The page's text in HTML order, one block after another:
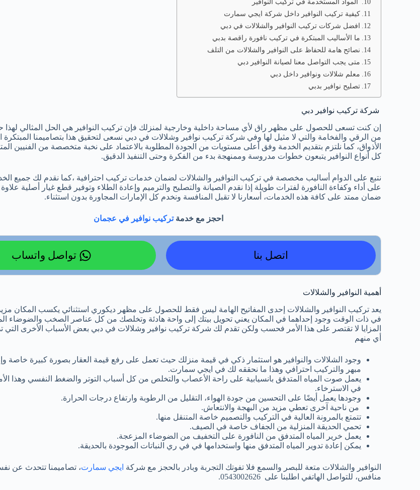
المواد المستخدمة في تركيب النوافير
كيفية تركيب النوافير داخل شركة ايجي سمارت
افضل شركات تركيب النوافير والشلالات في دبي
ما الأساليب المبتكرة في تركيب نافورة راقصة بدبي
نصائح هامة للحفاظ على النوافير والشلالات من التلف
متى يجب التواصل معنا لصيانة النوافير دبي
معلم شلالات ونوافير داخل دبي
تصليح نوافير بدبي
شركة تركيب نوافير دبي
إن كنت تسعى للحصول على مظهر راق لأي مساحة داخلية وخارجية لمنزلك فإن تركيب النوافير هي الحل المثالي لهذا
من الرقي والفخامة والتي لا مثيل لها وفي شركة تركيب نوافير وشلالات في دبي نسعى لتحقيق هذا بتصاميمنا
الأذواق، كما نلتزم بتقديم الخدمة وفق أعلى مستويات من الجودة المطلوبة بالاعتماد على نخبة متخصصة من الفنيين
كل أنواع النوافير يتبعون خطوات مدروسة وممنهجة بدء من الفكرة وحتى التنفيذ الدقيق.
نتبع على الدوام أساليب مخصصة في تركيب النوافير والشلالات لضمان خدمات تركيب احترافية ،كما نقدم لك جميع
على أداء وكفاءة النافورة لفترات طويلة إذا نقدم الصيانة والتصليح والترميم وإعادة الطلاء وتوفير قطع غيار أصلية
ضمان ممتد على كافة هذه الخدمات، أسعارنا لا تقبل المنافسة ونخدم كل الإمارات المجاورة بدون استثناء.
احجز مع خدمة تركيب نوافير في عجمان
اتصل بنا تواصل واتساب
أهمية النوافير والشلالات
يعد تركيب النوافير والشلالات إحدى المفاتيح الهامة ليس فقط للحصول على مظهر ديكوري استثنائي يكسب المكان
في ذات الوقت وجود إحداهما في المكان يعني تحويل بيتك إلى واحة هادئة وتخلصك من كل عناصر الصخب والضوضاء
المزايا لا تقتصر على هذا الأمر فحسب ولكن تقدم لك شركة تركيب نوافير وشلالات في دبي بعض الأسباب الأخرى التي
أي منهم
وجود الشلالات والنوافير هو استثمار ذكي في قيمة منزلك حيث تعمل على رفع قيمة العقار بصورة كبيرة خاصة
مبهر والتركيب احترافي وهذا ما نحققه لك في ايجي سمارت.
يعمل صوت المياه المتدفق بانسيابية على راحة الأعصاب والتخلص من كل أسباب التوتر والضغط النفسي وهذا
في الاسترخاء.
وجودها يعمل أيضًا على التحسين من جودة الهواء، التقليل من الرطوبة وارتفاع درجات الحرارة.
من ناحية آخرى تعطي مزيد من البهجة والانتعاش.
تتمتع بالمرونة العالية في التركيب والتصميم خاصة المتنقل منها.
تحمي الحديقة المنزلية من الجفاف خاصة في الصيف.
يعمل خرير المياه المتدفق من النافورة على التخفيف من الضوضاء المزعجة.
يمكن إعادة تدوير المياه المتدفق منها واستخدامها في في ري النباتات الموجودة بالحديقة.
النوافير والشلالات متعة للبصر والسمع فلا تفوتك التجربة وبادر بالحجز مع شركة ايجي سمارت، تصاميمنا تتحدث عن
منافس، للتواصل الهاتفي اطلبنا على 0543002626.